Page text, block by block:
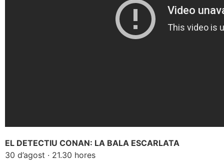
EL DETECTIU CONAN: LA BALA ESCARLATA
30 d’agost · 21.30 hores